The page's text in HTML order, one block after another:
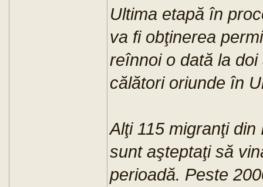
Ultima etapă în
va fi obţinerea
reînnoi o dată la
călători oriunde în
Alţi 115 migranţi
sunt aşteptaţi să
perioadă. Peste